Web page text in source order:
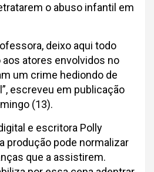
o abuso infantil em
deixo aqui todo
atores envolvidos no
um crime hediondo de
escreveu em publicação
(13).
e escritora Polly
produção pode normalizar
que a assistirem.